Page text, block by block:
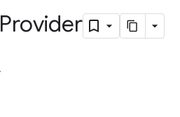
Provider